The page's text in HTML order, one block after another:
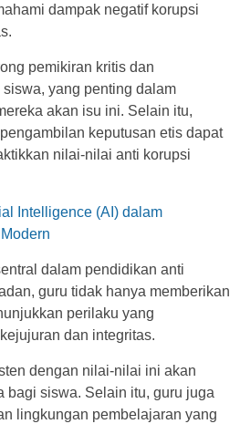
dampak negatif korupsi
pemikiran kritis dan
yang penting dalam
akan isu ini. Selain itu,
keputusan etis dapat
nilai-nilai anti korupsi
Intelligence (AI) dalam
dalam pendidikan anti
guru tidak hanya memberikan
perilaku yang
dan integritas.
dengan nilai-nilai ini akan
bagi siswa. Selain itu, guru juga
lingkungan pembelajaran yang